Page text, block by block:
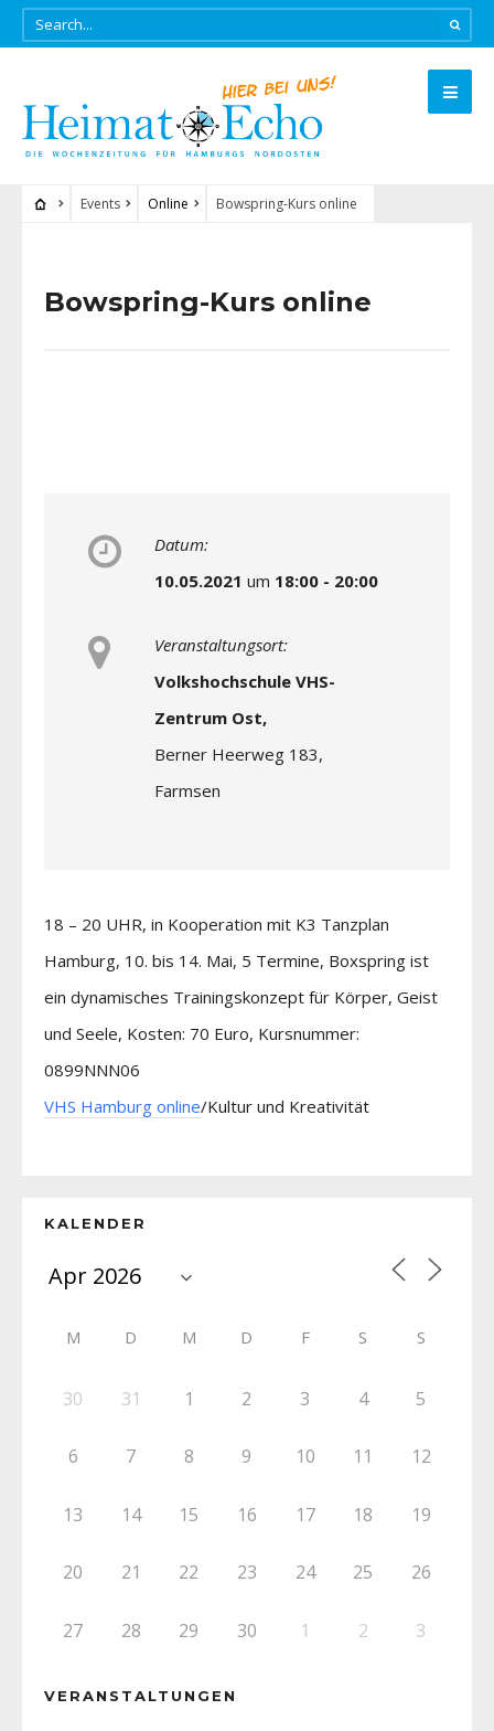
Events Online Bowspring-Kurs online
Bowspring-Kurs online
Datum:
10.05.2021 um 18:00 - 20:00
Veranstaltungsort:
Volkshochschule VHS-
Zentrum Ost,
Berner Heerweg 183,
Farmsen
18 – 20 UHR, in Kooperation mit K3 Tanzplan
Hamburg, 10. bis 14. Mai, 5 Termine, Boxspring ist
ein dynamisches Trainingskonzept für Körper, Geist
und Seele, Kosten: 70 Euro, Kursnummer:
0899NNN06
VHS Hamburg online/Kultur und Kreativität
KALENDER
M D M D F S S
30 31 1 2 3 4 5
6 7 8 9 10 11 12
13 14 15 16 17 18 19
20 21 22 23 24 25 26
27 28 29 30 1 2 3
VERANSTALTUNGEN